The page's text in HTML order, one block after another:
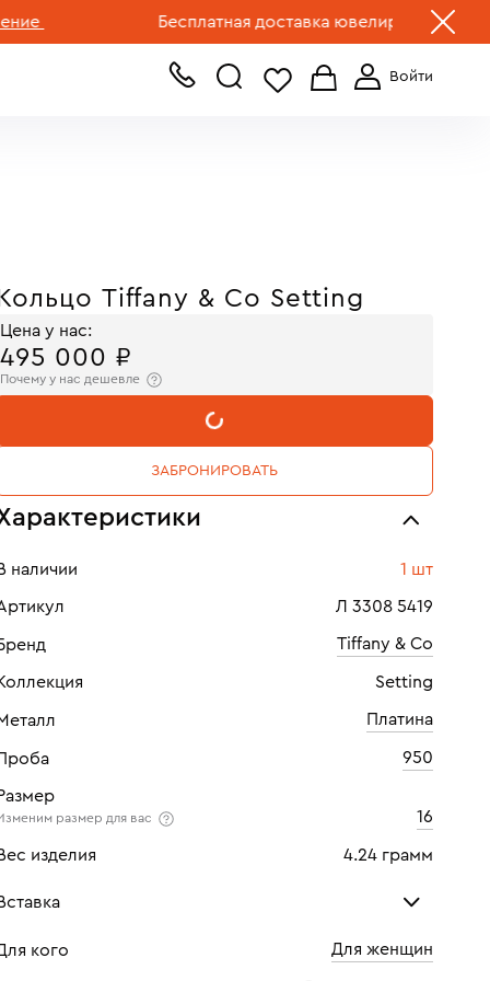
Бесплатная доставка ювелирных изделий по
+7 (499) 519-00-00
Кольцо Tiffany & Co Setting
Цена у нас:
495 000 ₽
Почему у нас дешевле
В КОРЗИНУ
ЗАБРОНИРОВАТЬ
наличии 1 шт
Л 3308 5419
Tiffany & Co
Коллекция Setting
Платина
950
размер для вас 16
изделия 4.24 грамм
Бриллиант
кого Для женщин